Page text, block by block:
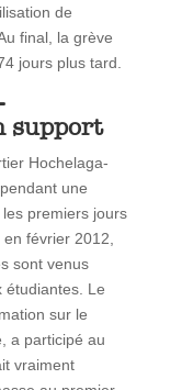
de
final, la grève
jours plus tard.
support
Hochelaga-
une
premiers jours
février 2012,
sont venus
étudiantes. Le
sur le
a participé au
vraiment